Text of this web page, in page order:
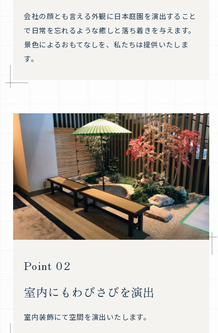
会社の顔とも言える外観に日本庭園を演出すること
で 日常を忘れるような癒しと落ち着きを与えます。
景色によるおもてなしを、私たちは提供いたしま
す。
Point 02
室内にもわびさびを演出
室内装飾にて空間を演出いたします。